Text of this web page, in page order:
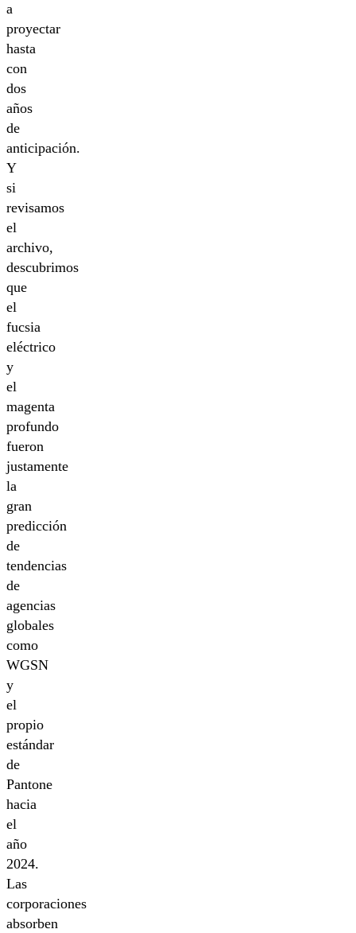
a
proyectar
hasta
con
dos
años
de
anticipación.
Y
si
revisamos
el
archivo,
descubrimos
que
el
fucsia
eléctrico
y
el
magenta
profundo
fueron
justamente
la
gran
predicción
de
tendencias
de
agencias
globales
como
WGSN
y
el
propio
estándar
de
Pantone
hacia
el
año
2024.
Las
corporaciones
absorben